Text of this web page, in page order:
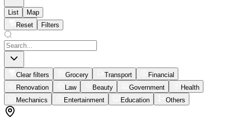
List
Map
Reset
Filters
Clear filters Grocery Transport
Financial
Renovation
Law Beauty Government
Health
Mechanics
Entertainment Education Others